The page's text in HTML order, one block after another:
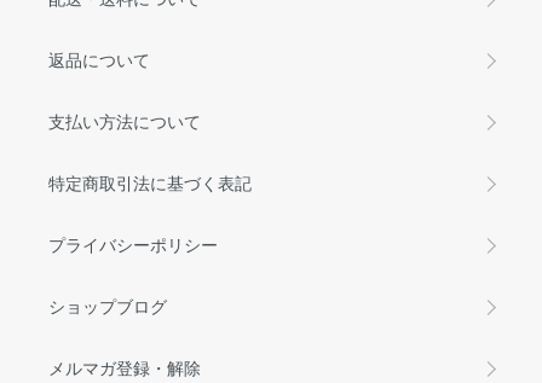
返品について
支払い方法について
特定商取引法に基づく表記
プライバシーポリシー
ショップブログ
メルマガ登録・解除